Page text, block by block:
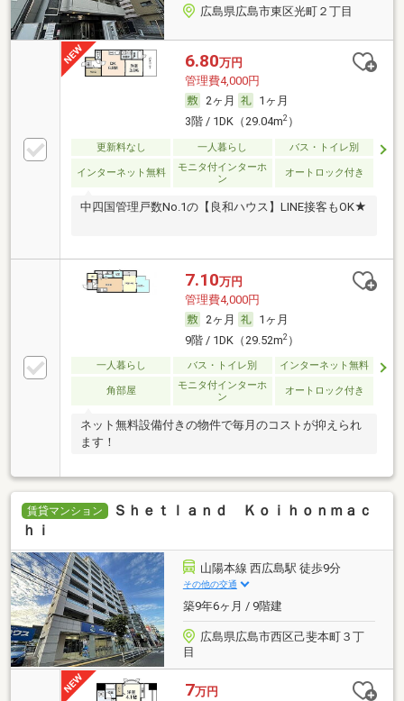
広島県広島市東区光町２丁目
6.80万円
管理費4,000円
2ヶ月
1ヶ月
3階 / 1DK（29.04m2）
更新料なし 一人暮らし バス・トイレ別
インターネット無料
モニタ付インターホ
ン
オートロック付き
中四国管理戸数No.1の【良和ハウス】LINE接客もOK★
7.10万円
管理費4,000円
2ヶ月
1ヶ月
9階 / 1DK（29.52m2）
一人暮らし バス・トイレ別 インターネット無料
角部屋
モニタ付インターホ
ン
オートロック付き
ネット無料設備付きの物件で毎月のコストが抑えられ
ます！
賃貸マンション
Ｓｈｅｔｌａｎｄ Ｋｏｉｈｏｎｍａｃ
ｈｉ
山陽本線 西広島駅 徒歩9分
その他の交通
築9年6ヶ月 / 9階建
広島県広島市西区己斐本町３丁
目
7万円